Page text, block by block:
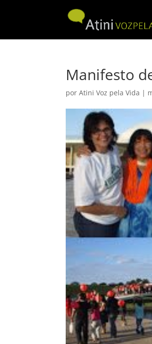
Manifesto
porAtini Voz pela Vida |